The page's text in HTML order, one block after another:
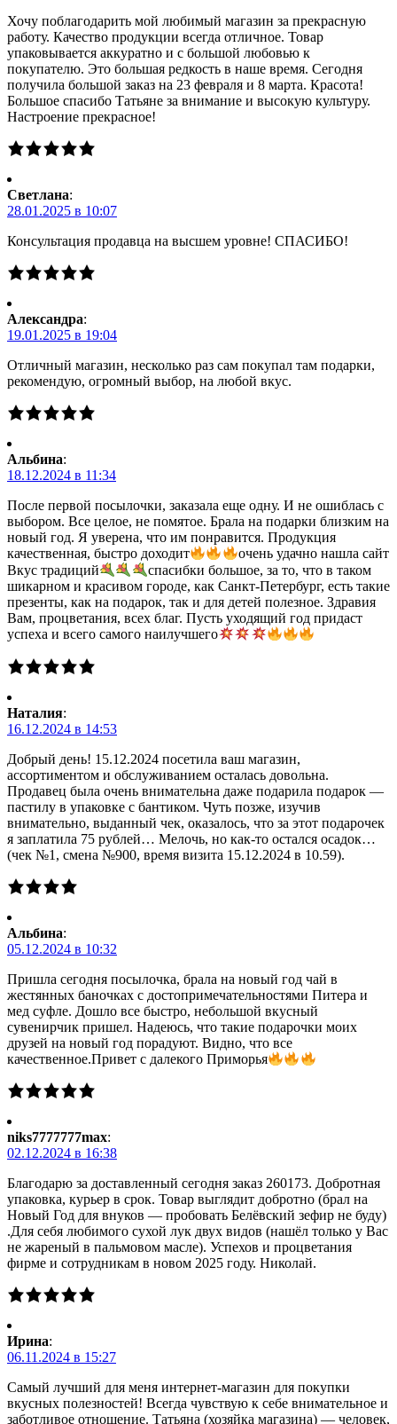
Хочу поблагодарить мой любимый магазин за прекрасную
работу. Качество продукции всегда отличное. Товар
упаковывается аккуратно и с большой любовью к
покупателю. Это большая редкость в наше время. Сегодня
получила большой заказ на 23 февраля и 8 марта. Красота!
Большое спасибо Татьяне за внимание и высокую культуру.
Настроение прекрасное!
Светлана:
28.01.2025 в 10:07
Консультация продавца на высшем уровне! СПАСИБО!
Александра:
19.01.2025 в 19:04
Отличный магазин, несколько раз сам покупал там подарки,
рекомендую, огромный выбор, на любой вкус.
Альбина:
18.12.2024 в 11:34
После первой посылочки, заказала еще одну. И не ошиблась с
выбором. Все целое, не помятое. Брала на подарки близким на
новый год. Я уверена, что им понравится. Продукция
качественная, быстро доходит
очень удачно нашла сайт
Вкус традиций
спасибки большое, за то, что в таком
шикарном и красивом городе, как Санкт-Петербург, есть такие
презенты, как на подарок, так и для детей полезное. Здравия
Вам, процветания, всех благ. Пусть уходящий год придаст
успеха и всего самого наилучшего
Наталия:
16.12.2024 в 14:53
Добрый день! 15.12.2024 посетила ваш магазин,
ассортиментом и обслуживанием осталась довольна.
Продавец была очень внимательна даже подарила подарок —
пастилу в упаковке с бантиком. Чуть позже, изучив
внимательно, выданный чек, оказалось, что за этот подарочек
я заплатила 75 рублей… Мелочь, но как-то остался осадок…
(чек №1, смена №900, время визита 15.12.2024 в 10.59).
Альбина:
05.12.2024 в 10:32
Пришла сегодня посылочка, брала на новый год чай в
жестянных баночках с достопримечательностями Питера и
мед суфле. Дошло все быстро, небольшой вкусный
сувенирчик пришел. Надеюсь, что такие подарочки моих
друзей на новый год порадуют. Видно, что все
качественное.Привет с далекого Приморья
niks7777777max:
02.12.2024 в 16:38
Благодарю за доставленный сегодня заказ 260173. Добротная
упаковка, курьер в срок. Товар выглядит добротно (брал на
Новый Год для внуков — пробовать Белёвский зефир не буду)
.Для себя любимого сухой лук двух видов (нашёл только у Вас
не жареный в пальмовом масле). Успехов и процветания
фирме и сотрудникам в новом 2025 году. Николай.
Ирина:
06.11.2024 в 15:27
Самый лучший для меня интернет-магазин для покупки
вкусных полезностей! Всегда чувствую к себе внимательное и
заботливое отношение. Татьяна (хозяйка магазина) — человек,